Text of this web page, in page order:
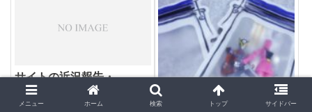
サイトの近況報告・
2020/02/08
メニュー ホーム 検索 トップ サイドバー